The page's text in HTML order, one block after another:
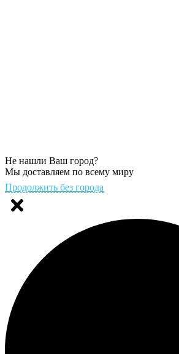
Не нашли Ваш город?
Мы доставляем по всему миру
Продолжить без города